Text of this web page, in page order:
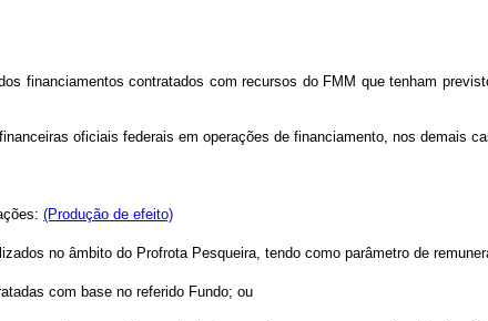
financiamentos contratados com recursos do FMM que tenham
oficiais federais em operações de financiamento, nos demais
(Produção de efeito)
no âmbito do Profrota Pesqueira, tendo como parâmetro de
com base no referido Fundo; ou